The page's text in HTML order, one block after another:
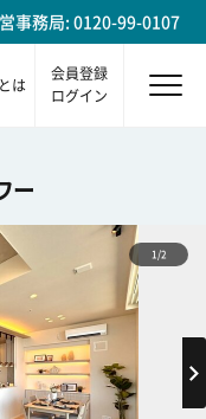
事務局: 0120-99-0107
は
会員登録
ログイン
ー
1/2